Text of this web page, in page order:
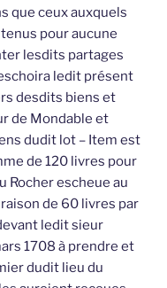
que ceux auxquels
pour aucune
lesdits partages
ledit présent
desdits biens et
de Mondable et
dudit lot – Item est
de 120 livres pour
Rocher escheue au
de 60 livres par
ledit sieur
1708 à prendre et
dudit lieu du